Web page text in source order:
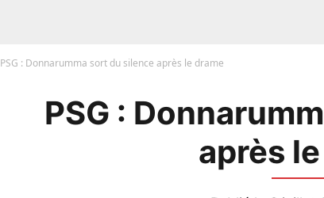
PSG : Donnarumma sort du silence après le drame
PSG :
après